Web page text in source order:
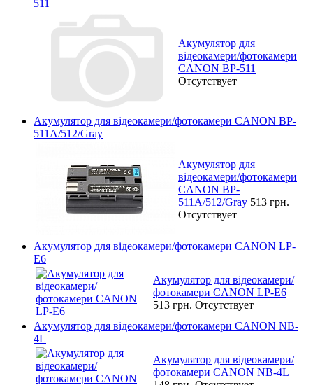
511
Акумулятор для
відеокамери/фотокамери
CANON BP-511
Отсутствует
Акумулятор для відеокамери/фотокамери CANON BP-
511A/512/Gray
Акумулятор для
відеокамери/фотокамери
CANON BP-
511A/512/Gray 513 грн.
Отсутствует
Акумулятор для відеокамери/фотокамери CANON LP-
E6
Акумулятор для відеокамери/
фотокамери CANON LP-E6
513 грн. Отсутствует
Акумулятор для відеокамери/фотокамери CANON NB-
4L
Акумулятор для відеокамери/
фотокамери CANON NB-4L